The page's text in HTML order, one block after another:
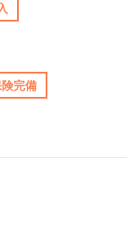
完備